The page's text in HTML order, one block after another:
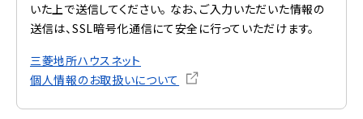
いた上で送信してください。 なお、ご入力いただいた情報の
送信は、SSL暗号化通信にて安全に行っていただけます。
三菱地所ハウスネット
個人情報のお取扱いについて